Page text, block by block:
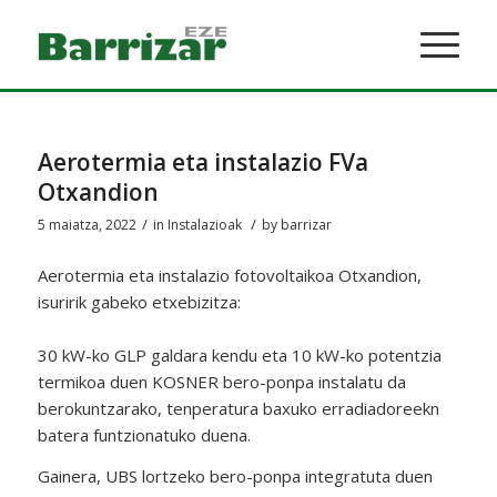
Aerotermia eta instalazio FVa
Otxandion
5 maiatza, 2022 / in Instalazioak / by barrizar
Aerotermia eta instalazio fotovoltaikoa Otxandion,
isuririk gabeko etxebizitza:
30 kW-ko GLP galdara kendu eta 10 kW-ko potentzia
termikoa duen KOSNER bero-ponpa instalatu da
berokuntzarako, tenperatura baxuko erradiadoreekn
batera funtzionatuko duena.
Gainera, UBS lortzeko bero-ponpa integratuta duen